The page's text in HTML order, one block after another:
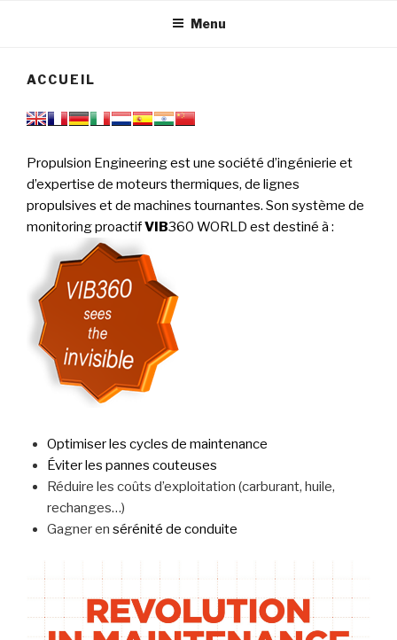
PERFORMANCE
Menu
ACCUEIL
Propulsion Engineering est une société d’ingénierie et
d’expertise de moteurs thermiques, de lignes
propulsives et de machines tournantes. Son système de
monitoring proactifVIB360 WORLD est destiné à :
Optimiser les cycles de maintenance
Éviter les pannes couteuses
Réduire les coûts d’exploitation (carburant, huile,
rechanges…)
Gagner en sérénité de conduite